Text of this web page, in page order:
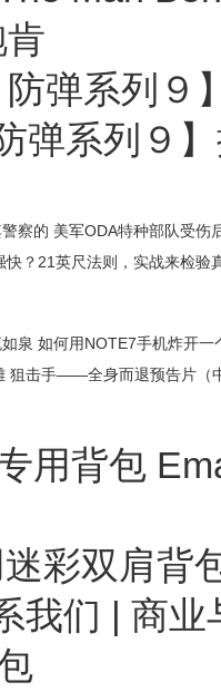
肯
弹系列９
察的 美军ODA特种部队受伤
快？21英尺法则，实战来检验
泉 如何用NOTE7手机炸开
狙击手——全身而退预告片（
用背包
彩双肩背
我们 | 商业